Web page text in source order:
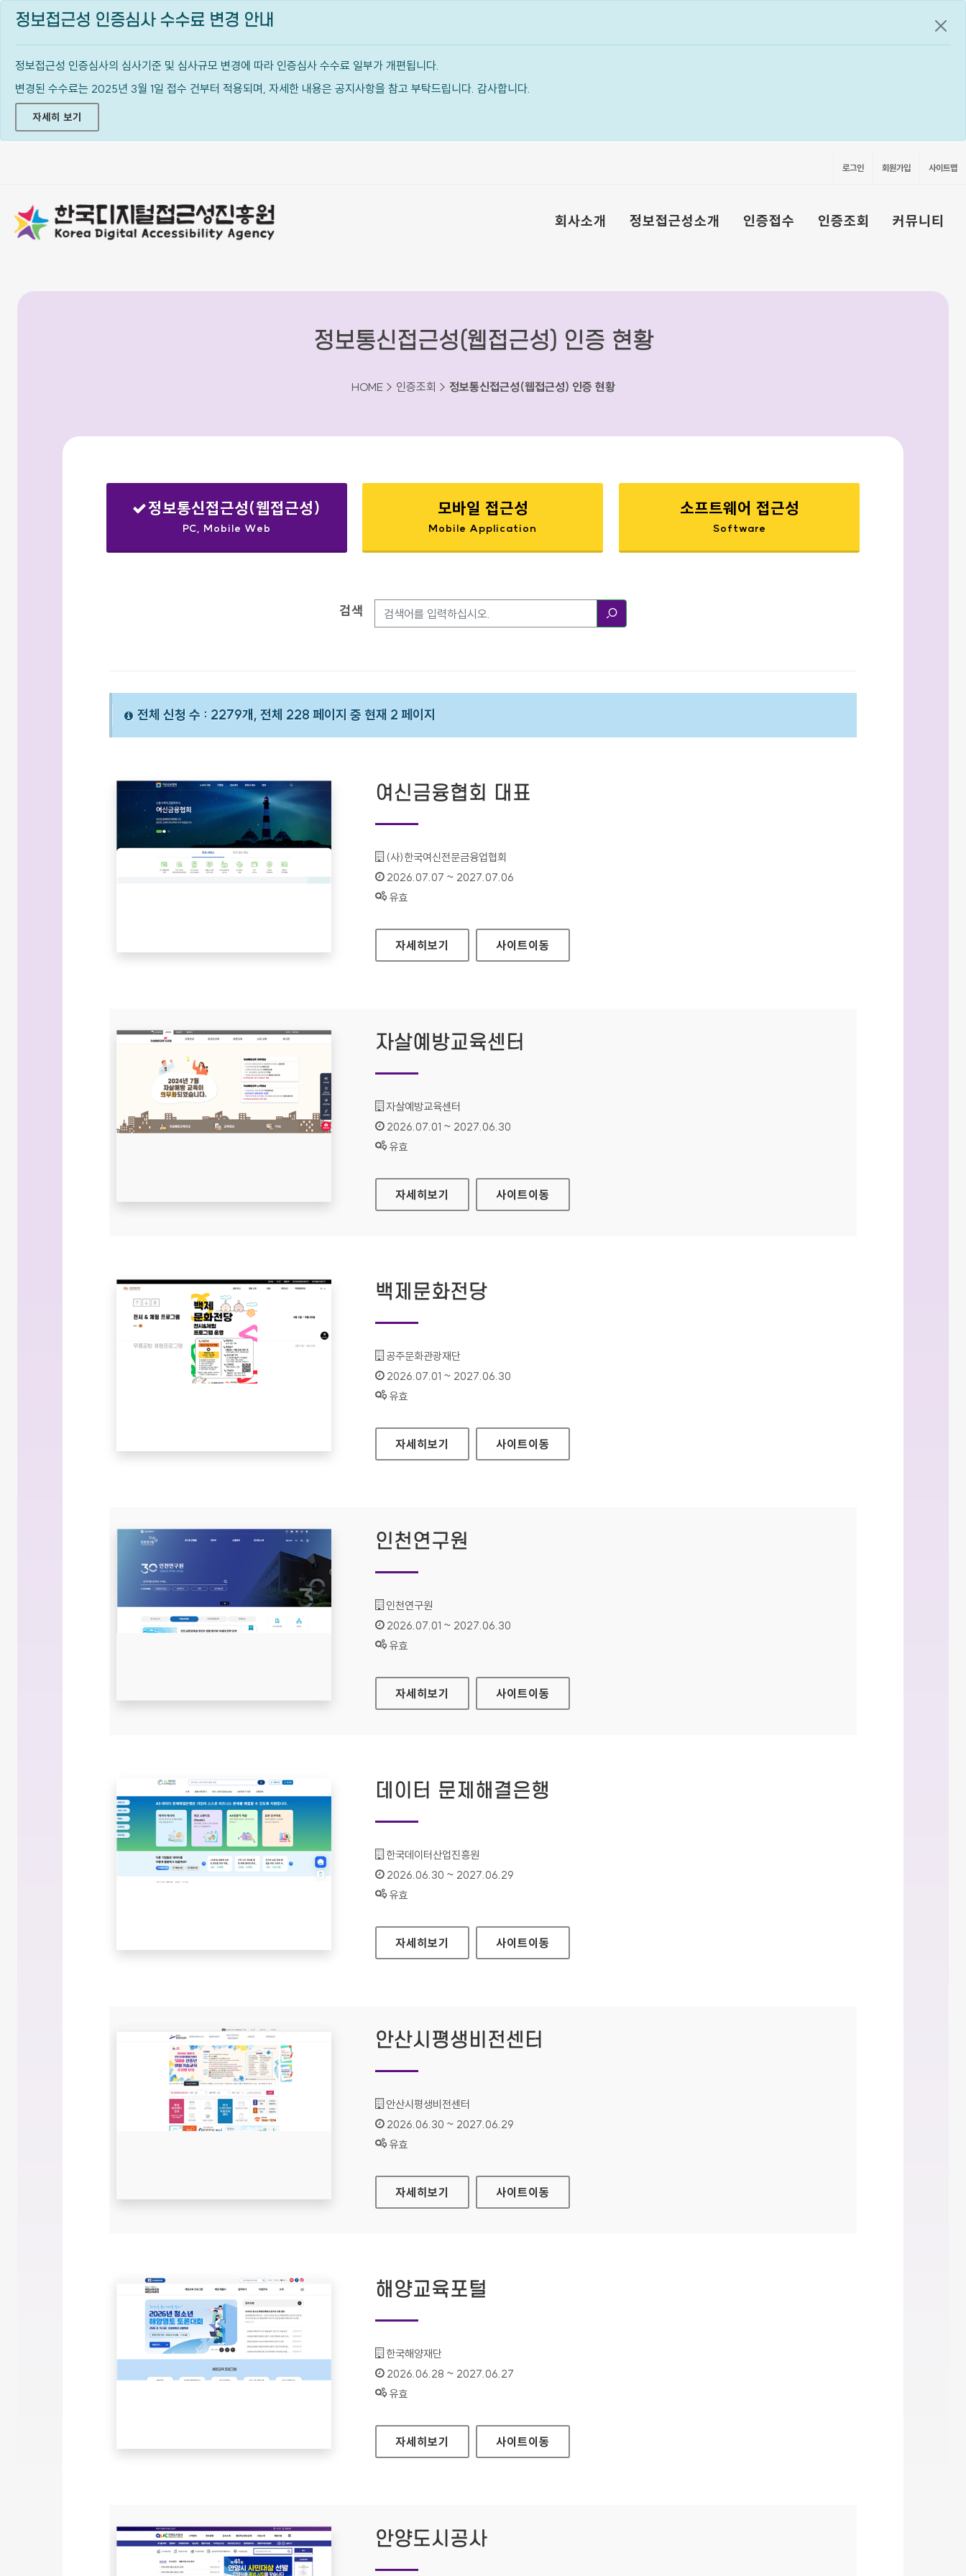
정보접근성 인증심사 수수료 변경 안내
정보접근성 인증심사의 심사기준 및 심사규모 변경에 따라 인증심사 수수료 일부가 개편됩니다.
변경된 수수료는 2025년 3월 1일 접수 건부터 적용되며, 자세한 내용은 공지사항을 참고 부탁드립니다. 감사합니다.
자세히 보기
공지
로그인 회원가입 사이트맵
회사소개 정보접근성소개 인증접수 인증조회 커뮤니티
정보통신접근성(웹접근성) 인증 현황
HOME > 인증조회 > 정보통신접근성(웹접근성) 인증 현황
정보통신접근성(웹접근성)
PC, Mobile Web
모바일 접근성
Mobile Application
소프트웨어 접근성
Software
검색
전체 신청 수 : 2279개, 전체 228 페이지 중 현재 2 페이지
여신금융협회 대표
기관명 :
(사)한국여신전문금융업협회
인증기간 :
2026.07.07 ~ 2027.07.06
상태 :
유효
여신금융협회 대표
자세히보기 사이트이동
자살예방교육센터
기관명 :
자살예방교육센터
인증기간 :
2026.07.01 ~ 2027.06.30
상태 :
유효
자살예방교육센터
자세히보기 사이트이동
백제문화전당
기관명 :
공주문화관광재단
인증기간 :
2026.07.01 ~ 2027.06.30
상태 :
유효
백제문화전당
자세히보기 사이트이동
인천연구원
기관명 :
인천연구원
인증기간 :
2026.07.01 ~ 2027.06.30
상태 :
유효
인천연구원
자세히보기 사이트이동
데이터 문제해결은행
기관명 :
한국데이터산업진흥원
인증기간 :
2026.06.30 ~ 2027.06.29
상태 :
유효
데이터 문제해결은행
자세히보기 사이트이동
안산시평생비전센터
기관명 :
안산시평생비전센터
인증기간 :
2026.06.30 ~ 2027.06.29
상태 :
유효
안산시평생비전센터
자세히보기 사이트이동
해양교육포털
기관명 :
한국해양재단
인증기간 :
2026.06.28 ~ 2027.06.27
상태 :
유효
해양교육포털
자세히보기 사이트이동
안양도시공사